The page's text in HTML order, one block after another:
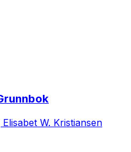
W. Kristiansen